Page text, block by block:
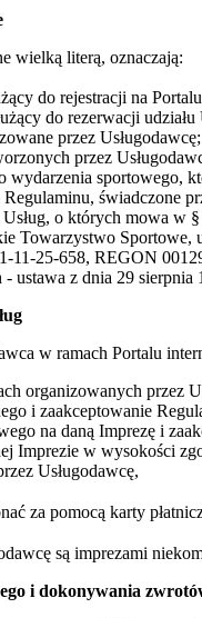
wielką literą, oznaczają:
do rejestracji na
do rezerwacji
przez Usługodawcę;
przez
wydarzenia sportowego,
świadczone
o których mowa w
Towarzystwo Sportowe,
11-25-658, REGON
ustawa z dnia 29
w ramach Portalu
organizowanych przez
i zaakceptowanie
na daną Imprezę i
Imprezie w wysokości
Usługodawcę,
za pomocą karty
są imprezami
i dokonywania